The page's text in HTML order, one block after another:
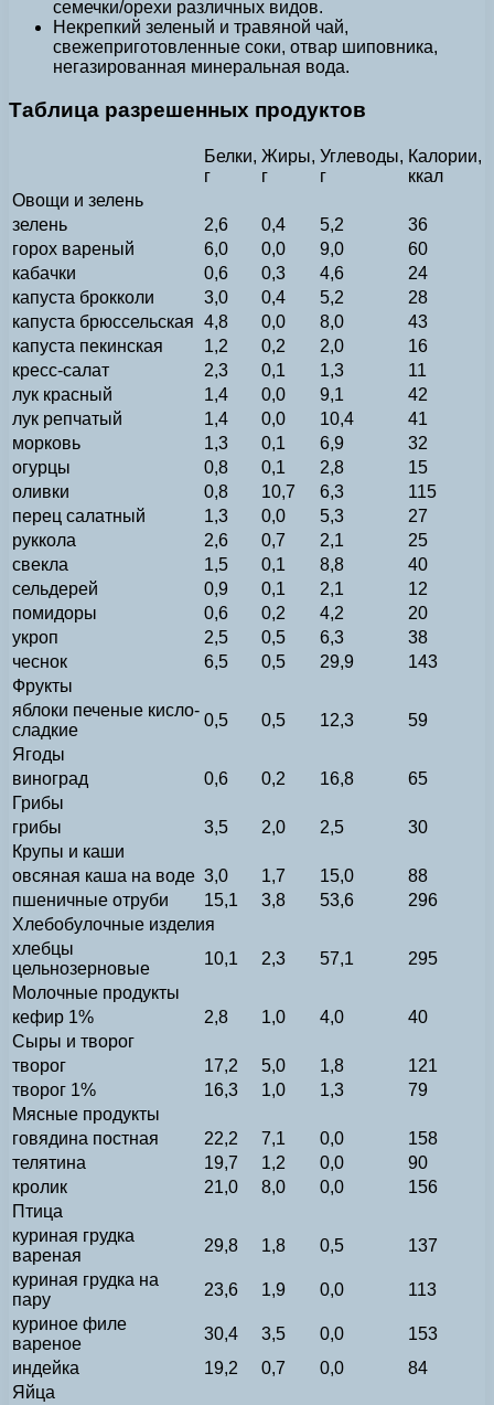
семечки/орехи различных видов.
Некрепкий зеленый и травяной чай,
свежеприготовленные соки, отвар шиповника,
негазированная минеральная вода.
Таблица разрешенных продуктов
Белки,
г
Жиры,
г
Углеводы,
г
Калории,
ккал
Овощи и зелень
зелень
2,6 0,4 5,2
36
горох вареный
6,0 0,0 9,0
60
кабачки
0,6 0,3 4,6
24
капуста брокколи
3,0 0,4 5,2
28
капуста брюссельская 4,8 0,0 8,0
43
капуста пекинская
1,2 0,2 2,0
16
кресс-салат
2,3 0,1 1,3
11
лук красный
1,4 0,0 9,1
42
лук репчатый
1,4 0,0 10,4
41
морковь
1,3 0,1 6,9
32
огурцы
0,8 0,1 2,8
15
оливки
0,8 10,7 6,3
115
перец салатный
1,3 0,0 5,3
27
руккола
2,6 0,7 2,1
25
свекла
1,5 0,1 8,8
40
сельдерей
0,9 0,1 2,1
12
помидоры
0,6 0,2 4,2
20
укроп
2,5 0,5 6,3
38
чеснок
6,5 0,5 29,9
143
Фрукты
яблоки печеные кисло-
сладкие
0,5 0,5 12,3
59
Ягоды
виноград
0,6 0,2 16,8
65
Грибы
грибы
3,5 2,0 2,5
30
Крупы и каши
овсяная каша на воде 3,0 1,7 15,0
88
пшеничные отруби
15,1 3,8 53,6
296
Хлебобулочные изделия
хлебцы
цельнозерновые
10,1 2,3 57,1
295
Молочные продукты
кефир 1%
2,8 1,0 4,0
40
Сыры и творог
творог
17,2 5,0 1,8
121
творог 1%
16,3 1,0 1,3
79
Мясные продукты
говядина постная
22,2 7,1 0,0
158
телятина
19,7 1,2 0,0
90
кролик
21,0 8,0 0,0
156
Птица
куриная грудка
вареная
29,8 1,8 0,5
137
куриная грудка на
пару
23,6 1,9 0,0
113
куриное филе
вареное
30,4 3,5 0,0
153
индейка
19,2 0,7 0,0
84
Яйца